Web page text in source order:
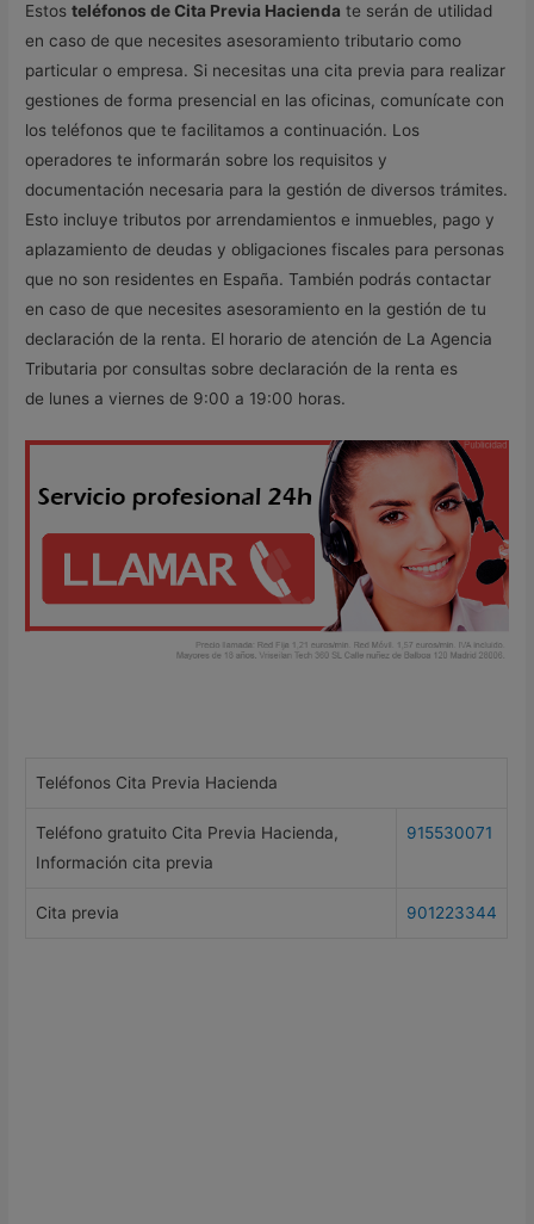
Estosteléfonos de Cita Previa Hacienda te serán de utilidad
en caso de que necesites asesoramiento tributario como
particular o empresa. Si necesitas una cita previa para realizar
gestiones de forma presencial en las oficinas, comunícate con
los teléfonos que te facilitamos a continuación. Los
operadores te informarán sobre los requisitos y
documentación necesaria para la gestión de diversos trámites.
Esto incluye tributos por arrendamientos e inmuebles, pago y
aplazamiento de deudas y obligaciones fiscales para personas
que no son residentes en España. También podrás contactar
en caso de que necesites asesoramiento en la gestión de tu
declaración de la renta. El horario de atención de La Agencia
Tributaria por consultas sobre declaración de la renta es
de lunes a viernes de 9:00 a 19:00 horas.
Teléfonos Cita Previa Hacienda
Teléfono gratuito Cita Previa Hacienda,
Información cita previa
915530071
Cita previa 901223344